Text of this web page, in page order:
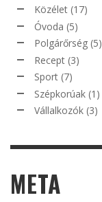
Közélet (17)
Óvoda (5)
Polgárőrség (5)
Recept (3)
Sport (7)
Szépkorúak (1)
Vállalkozók (3)
META